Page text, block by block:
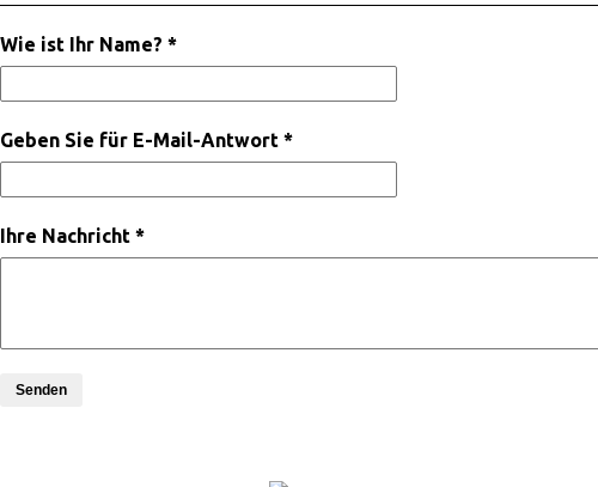
Wie ist Ihr Name? *
Geben Sie für E-Mail-Antwort *
Ihre Nachricht *
Senden